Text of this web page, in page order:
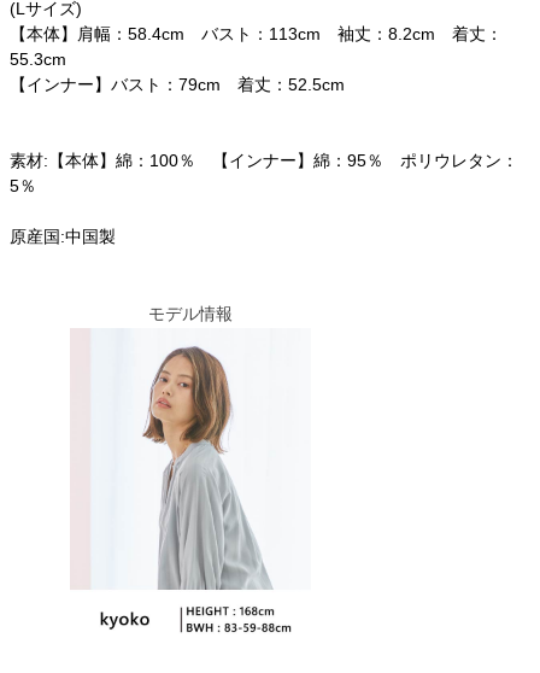
(Lサイズ)
【本体】肩幅：58.4cm バスト：113cm 袖丈：8.2cm 着丈：
55.3cm
【インナー】バスト：79cm 着丈：52.5cm
素材:【本体】綿：100％ 【インナー】綿：95％ ポリウレタン：
5％
原産国:中国製
モデル情報